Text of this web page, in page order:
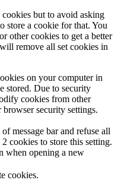
but to avoid asking
store a cookie for that. You
other cookies to get a better
remove all set cookies in
on your computer in
stored. Due to security
cookies from other
security settings.
message bar and refuse all
cookies to store this setting.
when opening a new
cookies.